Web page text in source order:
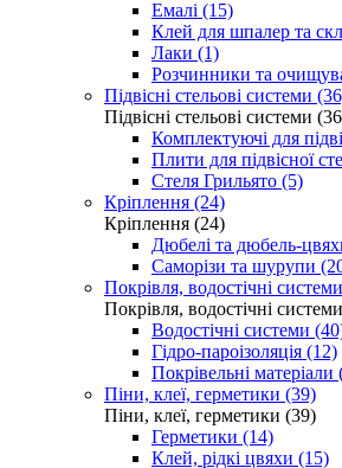
Емалі (15)
Клей для шпалер та
Лаки (1)
Розчинники та
Підвісні стельові системи
Підвісні стельові системи
Комплектуючі для
Плити для підвісної
Стеля Грильято (5)
Кріплення (24)
Кріплення (24)
Дюбелі та дюбель-
Саморізи та шурупи
Покрівля, водостічні
Покрівля, водостічні
Водостічні системи
Гідро-пароізоляція (12)
Покрівельні матеріали
Піни, клеї, герметики (39)
Піни, клеї, герметики (39)
Герметики (14)
Клей, рідкі цвяхи (15)